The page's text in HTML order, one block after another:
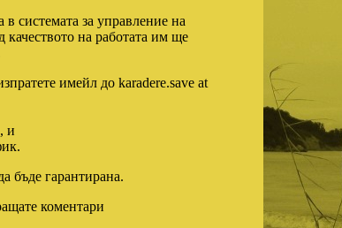
за управление на
на работата им ще
имейл до karadere.save at
и
бъде гарантирана.
коментари